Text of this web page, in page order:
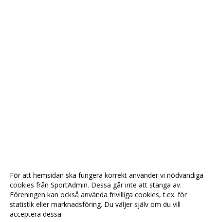
För att hemsidan ska fungera korrekt använder vi nödvändiga
cookies från SportAdmin. Dessa går inte att stänga av.
Föreningen kan också använda frivilliga cookies, t.ex. för
statistik eller marknadsföring. Du väljer själv om du vill
acceptera dessa.